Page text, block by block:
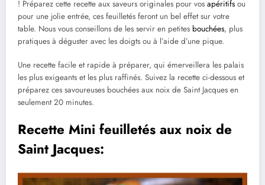
! Préparez cette recette aux saveurs originales pour vos apéritifs ou
pour une jolie entrée, ces feuilletés feront un bel effet sur votre
table. Nous vous conseillons de les servir en petites bouchées, plus
pratiques à déguster avec les doigts ou à l’aide d’une pique.
Une recette facile et rapide à préparer, qui émerveillera les palais
les plus exigeants et les plus raffinés. Suivez la recette ci-dessous et
préparez ces savoureuses bouchées aux noix de Saint Jacques en
seulement 20 minutes.
Recette Mini feuilletés aux noix de
Saint Jacques: